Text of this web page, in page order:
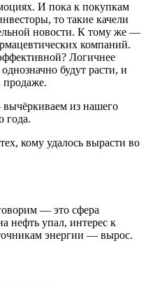
И пока к покупкам
то такие качели
новости. К тому же —
компаний.
Логичнее
будут расти, и
продаже.
из нашего
года.
кому удалось вырасти во
— это сфера
нефть упал, интерес к
энергии — вырос.